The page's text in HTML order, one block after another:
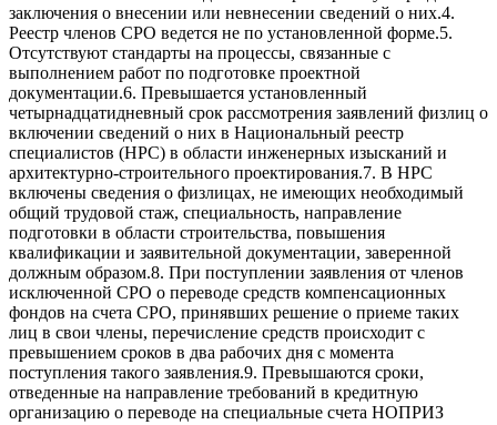
заключения о внесении или невнесении сведений о них.4.
Реестр членов СРО ведется не по установленной форме.5.
Отсутствуют стандарты на процессы, связанные с
выполнением работ по подготовке проектной
документации.6. Превышается установленный
четырнадцатидневный срок рассмотрения заявлений физлиц о
включении сведений о них в Национальный реестр
специалистов (НРС) в области инженерных изысканий и
архитектурно-строительного проектирования.7. В НРС
включены сведения о физлицах, не имеющих необходимый
общий трудовой стаж, специальность, направление
подготовки в области строительства, повышения
квалификации и заявительной документации, заверенной
должным образом.8. При поступлении заявления от членов
исключенной СРО о переводе средств компенсационных
фондов на счета СРО, принявших решение о приеме таких
лиц в свои члены, перечисление средств происходит с
превышением сроков в два рабочих дня с момента
поступления такого заявления.9. Превышаются сроки,
отведенные на направление требований в кредитную
организацию о переводе на специальные счета НОПРИЗ